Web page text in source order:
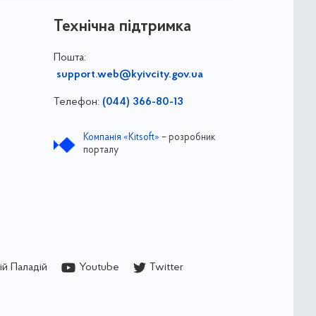
Технічна підтримка
Пошта:
support.web@kyivcity.gov.ua
Телефон: (044) 366-80-13
Компанія «Kitsoft» – розробник
порталу
Паладій Youtube Twitter